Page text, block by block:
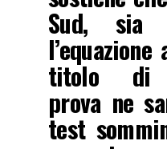
Sud, sia
titolo di
prova ne
test